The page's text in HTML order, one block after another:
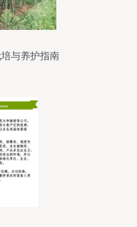
与养护指南